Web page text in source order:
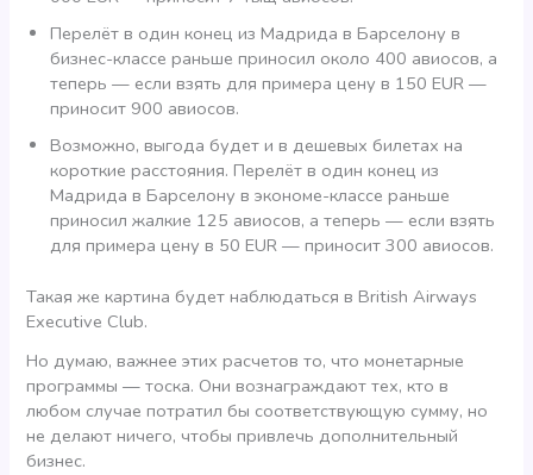
Перелёт в один конец из Мадрида в Барселону в
бизнес-классе раньше приносил около 400 авиосов, а
теперь — если взять для примера цену в 150 EUR —
приносит 900 авиосов.
Возможно, выгода будет и в дешевых билетах на
короткие расстояния. Перелёт в один конец из
Мадрида в Барселону в экономе-классе раньше
приносил жалкие 125 авиосов, а теперь — если взять
для примера цену в 50 EUR — приносит 300 авиосов.
Такая же картина будет наблюдаться в British Airways
Executive Club.
Но думаю, важнее этих расчетов то, что монетарные
программы — тоска. Они вознаграждают тех, кто в
любом случае потратил бы соответствующую сумму, но
не делают ничего, чтобы привлечь дополнительный
бизнес.